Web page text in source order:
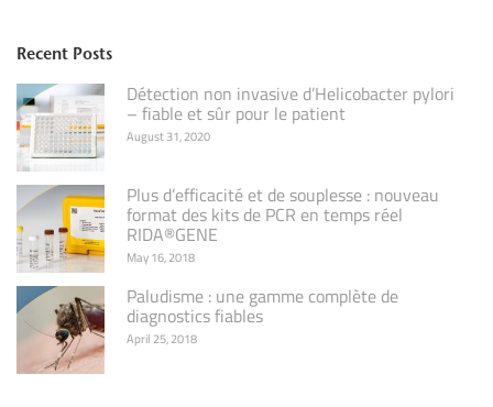
Recent Posts
Détection non invasive d’Helicobacter pylori
– fiable et sûr pour le patient
August 31, 2020
Plus d’efficacité et de souplesse : nouveau
format des kits de PCR en temps réel
RIDA®GENE
May 16, 2018
Paludisme : une gamme complète de
diagnostics fiables
April 25, 2018